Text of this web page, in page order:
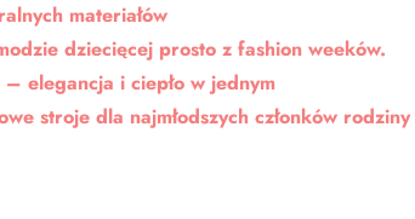
materiałów
dziecięcej prosto z fashion weeków.
elegancja i ciepło w jednym
stroje dla najmłodszych członków rodziny